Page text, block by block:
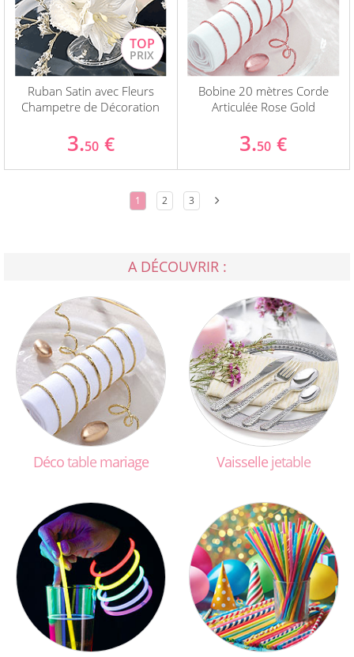
Ruban Satin avec Fleurs
Champetre de Décoration
3.50 €
Bobine 20 mètres Corde
Articulée Rose Gold
3.50 €
1 2 3
A DÉCOUVRIR :
Décotablemariage Vaisselle jetable